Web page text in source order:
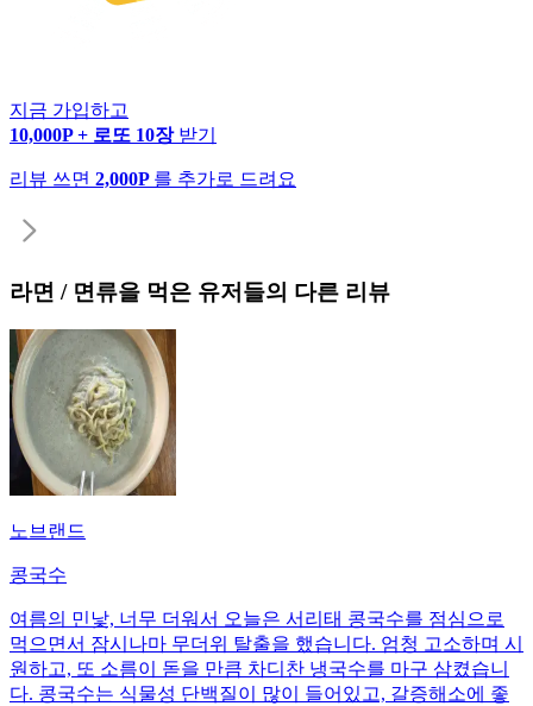
지금 가입하고
10,000P + 로또 10장 받기
리뷰 쓰면 2,000P 를 추가로 드려요
라면 / 면류을 먹은 유저들의 다른 리뷰
노브랜드
콩국수
여름의 민낯, 너무 더워서 오늘은 서리태 콩국수를 점심으로
먹으면서 잠시나마 무더위 탈출을 했습니다. 엄청 고소하며 시
원하고, 또 소름이 돋을 만큼 차디찬 냉국수를 마구 삼켰습니
다. 콩국수는 식물성 단백질이 많이 들어있고, 갈증해소에 좋